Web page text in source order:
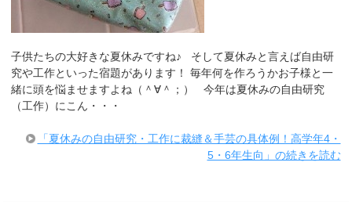
子供たちの大好きな夏休みですね♪ そして夏休みと言えば自由研
究や工作といった宿題があります！ 毎年何を作ろうかお子様と一
緒に頭を悩ませますよね（＾∀＾；） 今年は夏休みの自由研究
（工作）にこん・・・
「夏休みの自由研究・工作に裁縫＆手芸の具体例！高学年4・
5・6年生向」の続きを読む